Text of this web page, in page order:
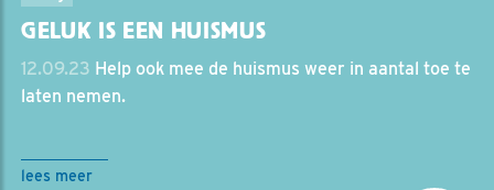
GELUK IS EEN HUISMUS
12.09.23 Help ook mee de huismus weer in aantal toe te
laten nemen.
lees meer